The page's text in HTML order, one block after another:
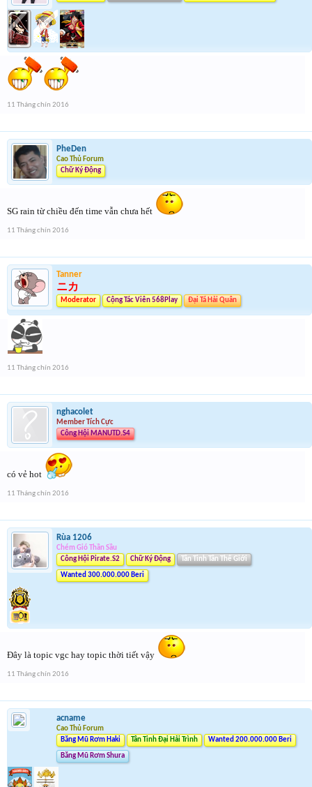
11 Tháng chín 2016
PheDen
Cao Thủ Forum
Chữ Ký Động
SG rain từ chiều đến time vẫn chưa hết
11 Tháng chín 2016
Tanner
ニカ
Moderator Cộng Tác Viên 568Play Đại Tá Hải Quân
11 Tháng chín 2016
nghacolet
Member Tích Cực
Công Hội MANUTD.S4
có vẻ hot
11 Tháng chín 2016
Rùa 1206
Chém Gió Thần Sầu
Công Hội Pirate.S2
Chữ Ký Động Tân Tinh Tân Thế Giới
Wanted 300.000.000 Beri
Đây là topic vgc hay topic thời tiết vậy
11 Tháng chín 2016
acname
Cao Thủ Forum
Băng Mũ Rơm Haki
Tân Tinh Đại Hải Trình Wanted 200.000.000 Beri
Băng Mũ Rơm Shura